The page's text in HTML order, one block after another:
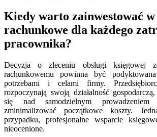
Kiedy warto zainwestować
rachunkowe dla każdego
pracownika?
Decyzja o zleceniu obsługi księgowej
rachunkowemu powinna być
potrzebami i celami firmy.
rozpoczynają swoją działalność
się nad samodzielnym prowadzeniem
zminimalizować początkowe koszty.
przypadku, profesjonalne wsparcie
nieocenione.